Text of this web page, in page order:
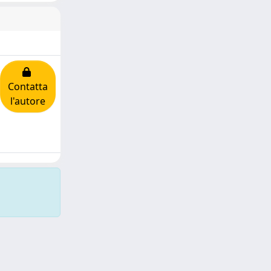
Contatta
l'autore